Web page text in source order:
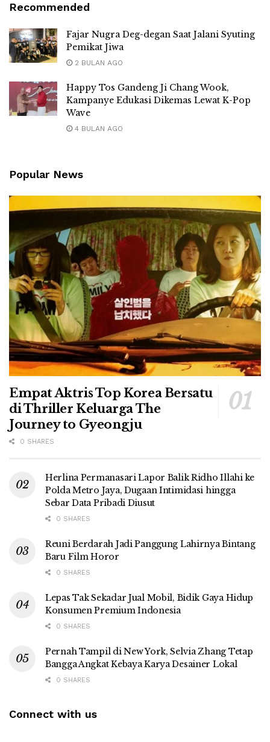
Recommended
Fajar Nugra Deg-degan Saat Jalani Syuting
Pemikat Jiwa
2 BULAN AGO
Happy Tos Gandeng Ji Chang Wook,
Kampanye Edukasi Dikemas Lewat K-Pop
Wave
4 BULAN AGO
Popular News
Empat Aktris Top Korea Bersatu
di Thriller Keluarga The
Journey to Gyeongju
0 SHARES
Herlina Permanasari Lapor Balik Ridho Illahi ke
Polda Metro Jaya, Dugaan Intimidasi hingga
Sebar Data Pribadi Diusut
0 SHARES
Reuni Berdarah Jadi Panggung Lahirnya Bintang
Baru Film Horor
0 SHARES
Lepas Tak Sekadar Jual Mobil, Bidik Gaya Hidup
Konsumen Premium Indonesia
0 SHARES
Pernah Tampil di New York, Selvia Zhang Tetap
Bangga Angkat Kebaya Karya Desainer Lokal
0 SHARES
Connect with us